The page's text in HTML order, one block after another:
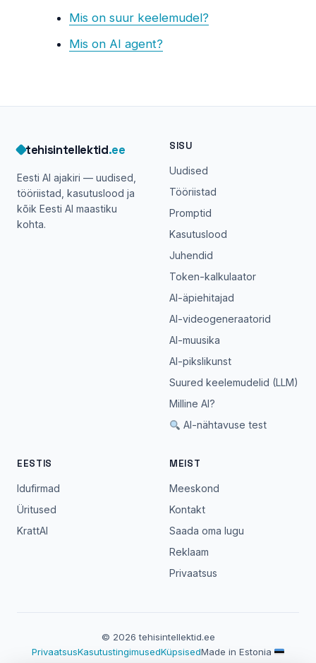
Mis on suur keelemudel?
Mis on AI agent?
tehisintellektid.ee
Eesti AI ajakiri — uudised,
tööriistad, kasutuslood ja
kõik Eesti AI maastiku
kohta.
SISU
Uudised
Tööriistad
Promptid
Kasutuslood
Juhendid
Token-kalkulaator
AI-äpiehitajad
AI-videogeneraatorid
AI-muusika
AI-pikslikunst
Suured keelemudelid (LLM)
Milline AI?
AI-nähtavuse test
EESTIS
Idufirmad
Üritused
KrattAI
MEIST
Meeskond
Kontakt
Saada oma lugu
Reklaam
Privaatsus
© 2026 tehisintellektid.ee
PrivaatsusKasutustingimusedKüpsisedMade in Estonia